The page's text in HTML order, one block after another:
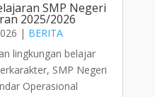
SMP Negeri
2025/2026
| BERITA
lingkungan belajar
SMP Negeri
Operasional